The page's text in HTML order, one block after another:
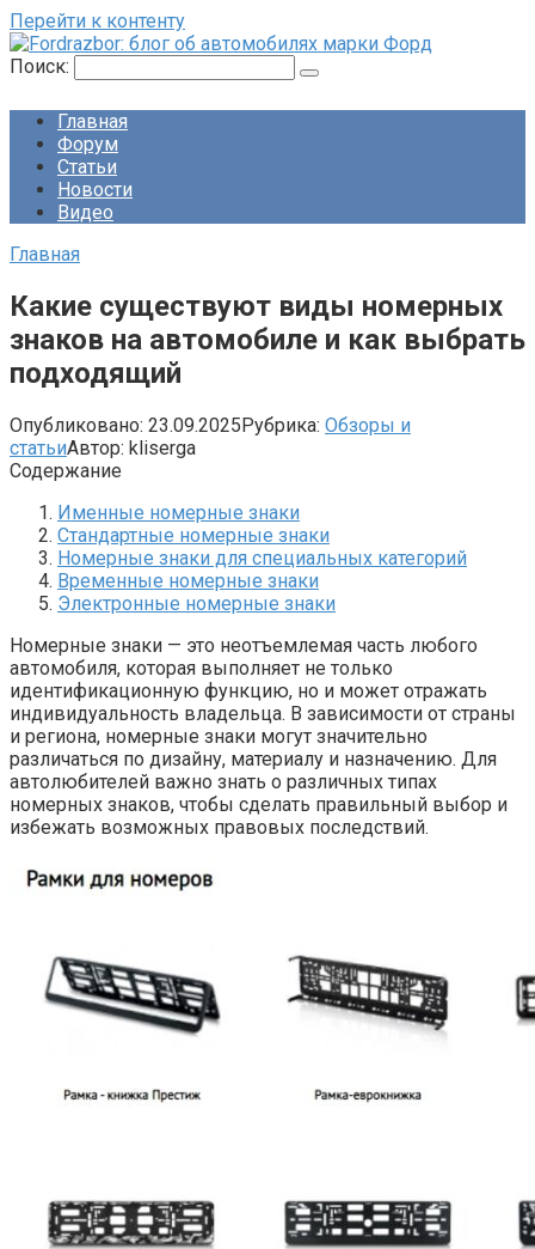
Перейти к контенту
Поиск:
Главная
Форум
Статьи
Новости
Видео
Главная
Какие существуют виды номерных
знаков на автомобиле и как выбрать
подходящий
Опубликовано: 23.09.2025Рубрика: Обзоры и
статьиАвтор: kliserga
Содержание
Именные номерные знаки
Стандартные номерные знаки
Номерные знаки для специальных категорий
Временные номерные знаки
Электронные номерные знаки
Номерные знаки — это неотъемлемая часть любого
автомобиля, которая выполняет не только
идентификационную функцию, но и может отражать
индивидуальность владельца. В зависимости от страны
и региона, номерные знаки могут значительно
различаться по дизайну, материалу и назначению. Для
автолюбителей важно знать о различных типах
номерных знаков, чтобы сделать правильный выбор и
избежать возможных правовых последствий.